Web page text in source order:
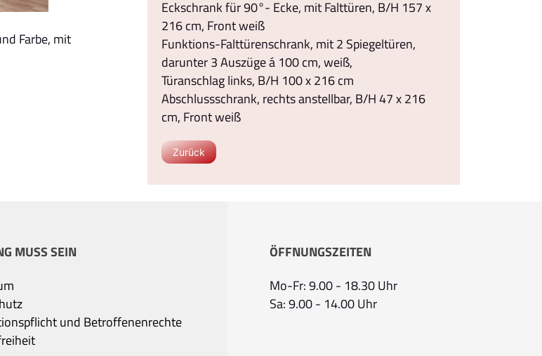
Farbe, mit
Eckschrank für 90°- Ecke, mit Falttüren, B/H 157 x
216 cm, Front weiß
Funktions-Falttürenschrank, mit 2 Spiegeltüren,
darunter 3 Auszüge á 100 cm, weiß,
Türanschlag links, B/H 100 x 216 cm
Abschlussschrank, rechts anstellbar, B/H 47 x 216
cm, Front weiß
Zurück
MUSS SEIN
und Betroffenenrechte
ÖFFNUNGSZEITEN
Mo-Fr: 9.00 - 18.30 Uhr
Sa: 9.00 - 14.00 Uhr